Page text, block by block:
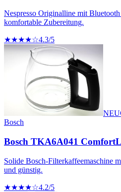
Nespresso Originalline mit
komfortable Zubereitung.
★★★★☆4.3/5
NEU
Bosch
Bosch TKA6A041
Solide Bosch-Filterkaffeemaschine
und günstig.
★★★★☆4.2/5